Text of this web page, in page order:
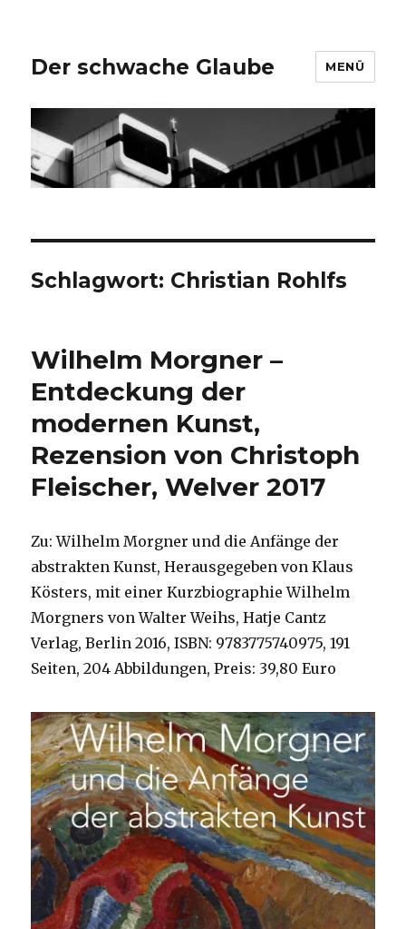
Der schwache Glaube MENÜ
Schlagwort: Christian Rohlfs
Wilhelm Morgner –
Entdeckung der
modernen Kunst,
Rezension von Christoph
Fleischer, Welver 2017
Zu: Wilhelm Morgner und die Anfänge der
abstrakten Kunst, Herausgegeben von Klaus
Kösters, mit einer Kurzbiographie Wilhelm
Morgners von Walter Weihs, Hatje Cantz
Verlag, Berlin 2016, ISBN: 9783775740975, 191
Seiten, 204 Abbildungen, Preis: 39,80 Euro